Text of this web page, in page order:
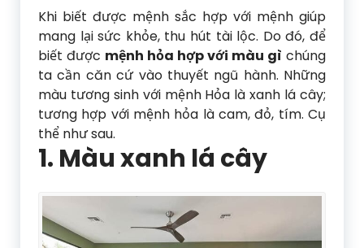
Khi biết được mệnh sắc hợp với mệnh giúp
mang lại sức khỏe, thu hút tài lộc. Do đó, để
biết được mệnh hỏa hợp với màu gì chúng
ta cần căn cứ vào thuyết ngũ hành. Những
màu tương sinh với mệnh Hỏa là xanh lá cây;
tương hợp với mệnh hỏa là cam, đỏ, tím. Cụ
thể như sau.
1. Màu xanh lá cây